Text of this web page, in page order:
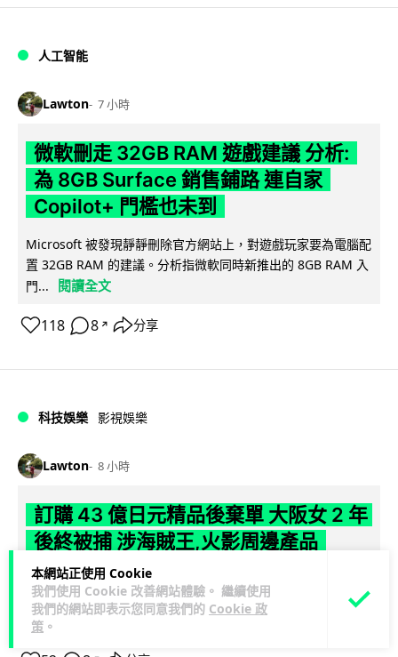
本網站正使用 Cookie
我們使用 Cookie 改善網站體驗。 繼續使用
我們的網站即表示您同意我們的 Cookie 政
策 。
人工智能
Lawton 7 小時
微軟刪走 32GB RAM 遊戲建議 分析:
為 8GB Surface 銷售鋪路 連自家
Copilot+ 門檻也未到
Microsoft 被發現靜靜刪除官方網站上，對遊戲玩家要為電腦配
置 32GB RAM 的建議。分析指微軟同時新推出的 8GB RAM 入
門...
閱讀全文
118 8 ↗ 分享
科技娛樂 影視娛樂
Lawton 8 小時
訂購 43 億日元精品後棄單 大阪女 2 年
後終被捕 涉海賊王,火影周邊產品
日本警視廳神田署 8 月 6 日公布，拘捕一名 32 歲大阪女子，
指她涉嫌在出版巨頭集英社旗下官方網店「JUMP
CHARACTERS ST...
閱讀全文